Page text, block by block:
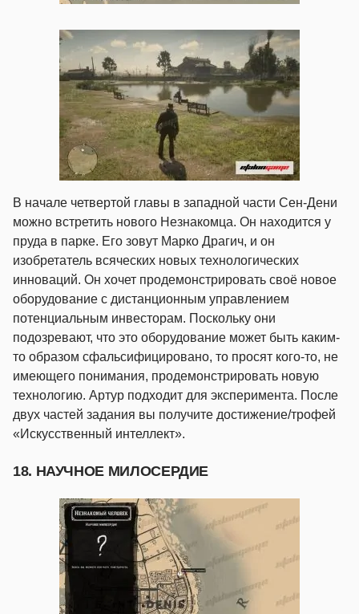
В начале четвертой главы в западной части Сен-Дени
можно встретить нового Незнакомца. Он находится у
пруда в парке. Его зовут Марко Драгич, и он
изобретатель всяческих новых технологических
инноваций. Он хочет продемонстрировать своё новое
оборудование с дистанционным управлением
потенциальным инвесторам. Поскольку они
подозревают, что это оборудование может быть каким-
то образом сфальсифицировано, то просят кого-то, не
имеющего понимания, продемонстрировать новую
технологию. Артур подходит для эксперимента. После
двух частей задания вы получите достижение/трофей
«Искусственный интеллект».
18. НАУЧНОЕ МИЛОСЕРДИЕ